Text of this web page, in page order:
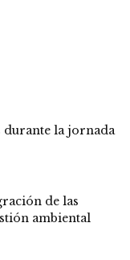
durante la jornada
de las
ambiental